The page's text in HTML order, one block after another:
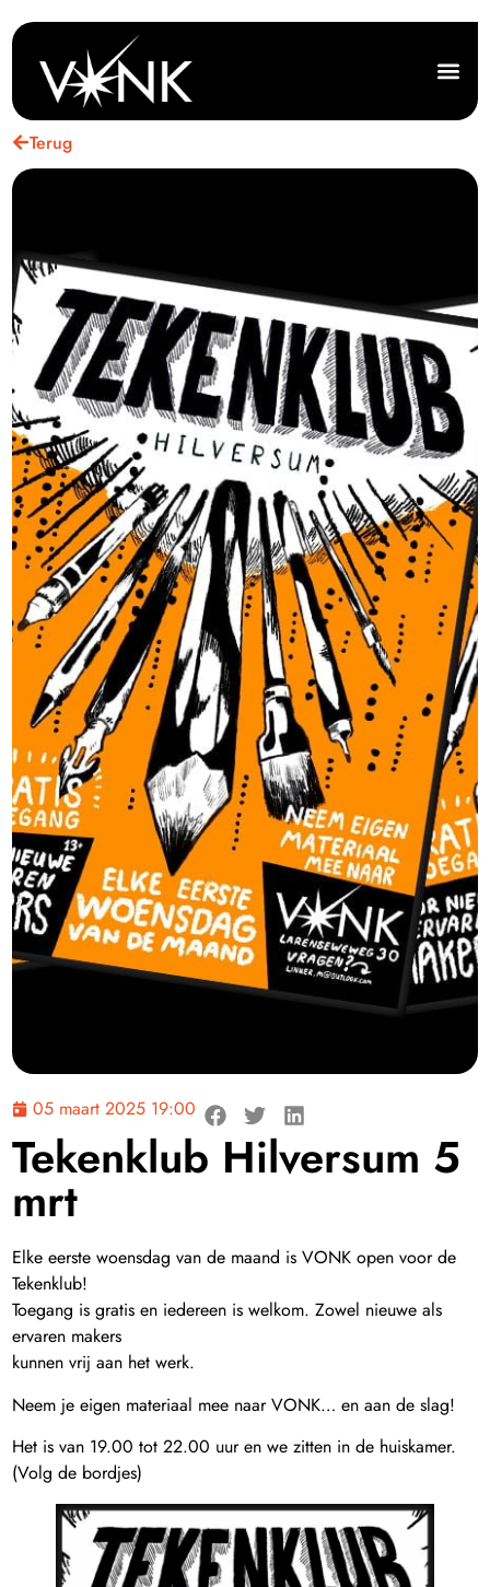
Terug
05 maart 2025 19:00
Tekenklub Hilversum 5
mrt
Elke eerste woensdag van de maand is VONK open voor de
Tekenklub!
Toegang is gratis en iedereen is welkom. Zowel nieuwe als
ervaren makers
kunnen vrij aan het werk.
Neem je eigen materiaal mee naar VONK… en aan de slag!
Het is van 19.00 tot 22.00 uur en we zitten in de huiskamer.
(Volg de bordjes)